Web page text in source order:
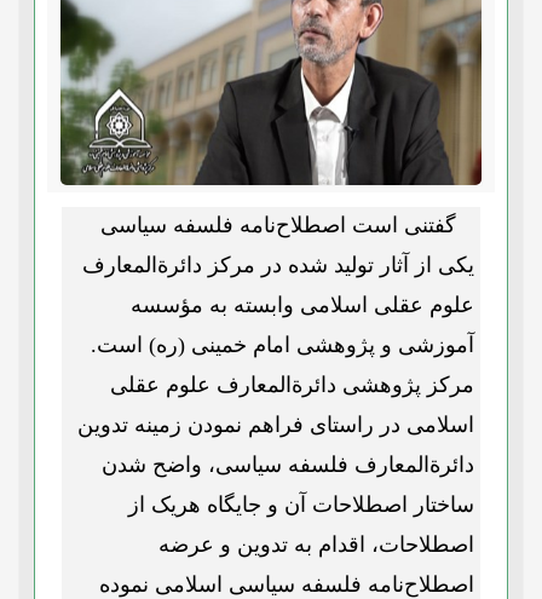
گفتنی است اصطلاح‌نامه فلسفه سیاسی
یکی از آثار تولید شده در مرکز دائرةالمعارف
علوم عقلی اسلامی وابسته به مؤسسه
آموزشی و پژوهشی امام خمینی (ره) است.
مرکز پژوهشی دائرة‌المعارف علوم عقلی
اسلامی در راستای فراهم نمودن زمینه تدوین
دائرة‌المعارف فلسفه سیاسی، واضح شدن
ساختار اصطلاحات آن و جایگاه هریک از
اصطلاحات، اقدام به تدوین و عرضه
اصطلاح‌نامه فلسفه سیاسی اسلامی نموده